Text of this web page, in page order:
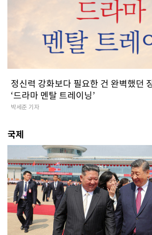
정신력 강화보다 필요한 건 완벽했던
‘드라마 멘탈 트레이닝’
박세준 기자
국제